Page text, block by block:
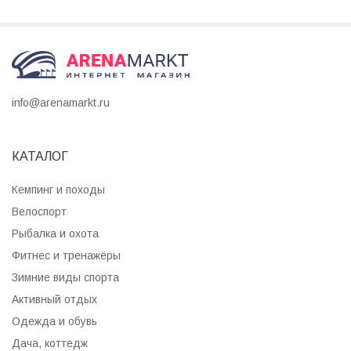
info@arenamarkt.ru
КАТАЛОГ
Кемпинг и походы
Велоспорт
Рыбалка и охота
Фитнес и тренажёры
Зимние виды спорта
Активный отдых
Одежда и обувь
Дача, коттедж